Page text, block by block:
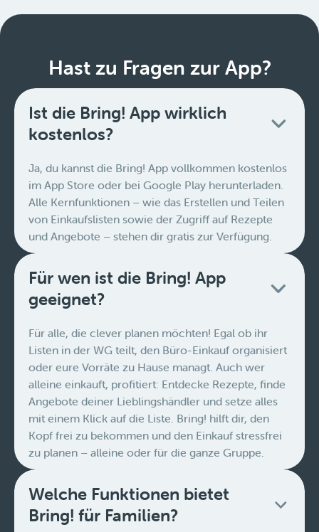
Hast zu Fragen zur App?
Ist die Bring! App wirklich
kostenlos?
Ja, du kannst die Bring! App vollkommen kostenlos
im App Store oder bei Google Play herunterladen.
Alle Kernfunktionen – wie das Erstellen und Teilen
von Einkaufslisten sowie der Zugriff auf Rezepte
und Angebote – stehen dir gratis zur Verfügung.
Für wen ist die Bring! App
geeignet?
Für alle, die clever planen möchten! Egal ob ihr
Listen in der WG teilt, den Büro-Einkauf organisiert
oder eure Vorräte zu Hause managt. Auch wer
alleine einkauft, profitiert: Entdecke Rezepte, finde
Angebote deiner Lieblingshändler und setze alles
mit einem Klick auf die Liste. Bring! hilft dir, den
Kopf frei zu bekommen und den Einkauf stressfrei
zu planen – alleine oder für die ganze Gruppe.
Welche Funktionen bietet
Bring! für Familien?